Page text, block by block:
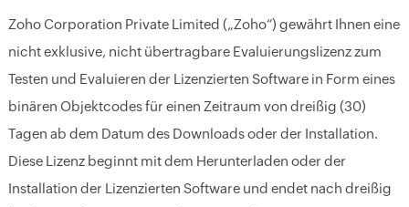
Zoho Corporation Private Limited („Zoho“) gewährt Ihnen eine
nicht exklusive, nicht übertragbare Evaluierungslizenz zum
Testen und Evaluieren der Lizenzierten Software in Form eines
binären Objektcodes für einen Zeitraum von dreißig (30)
Tagen ab dem Datum des Downloads oder der Installation.
Diese Lizenz beginnt mit dem Herunterladen oder der
Installation der Lizenzierten Software und endet nach dreißig